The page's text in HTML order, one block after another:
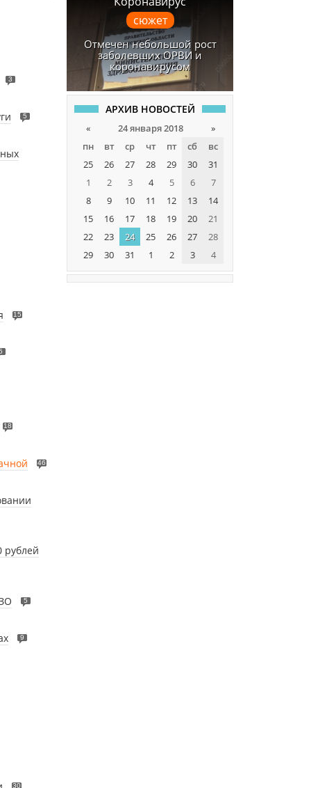
3
5
15
18
46
рублей
5
9
30
сюжет
Отмечен небольшой рост
заболевших ОРВИ и
коронавирусом
АРХИВ НОВОСТЕЙ
« 24 января 2018
»
пн
вт ср чт пт сб
вс
25
26 27 28 29 30
31
1
2 3 4 5 6
7
8
9 10 11 12 13
14
15
16 17 18 19 20
21
22
23 24 25 26 27
28
29
30 31 1 2 3 4